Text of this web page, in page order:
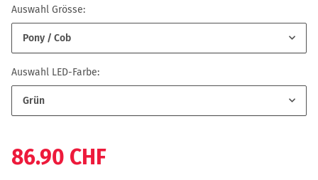
Auswahl Grösse:
Pony / Cob
Auswahl LED-Farbe:
Grün
86.90 CHF